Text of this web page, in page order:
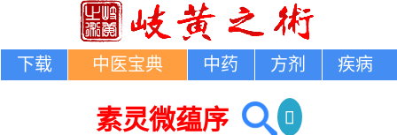
下载 中医宝典 中药 方剂 疾病
素灵微蕴序